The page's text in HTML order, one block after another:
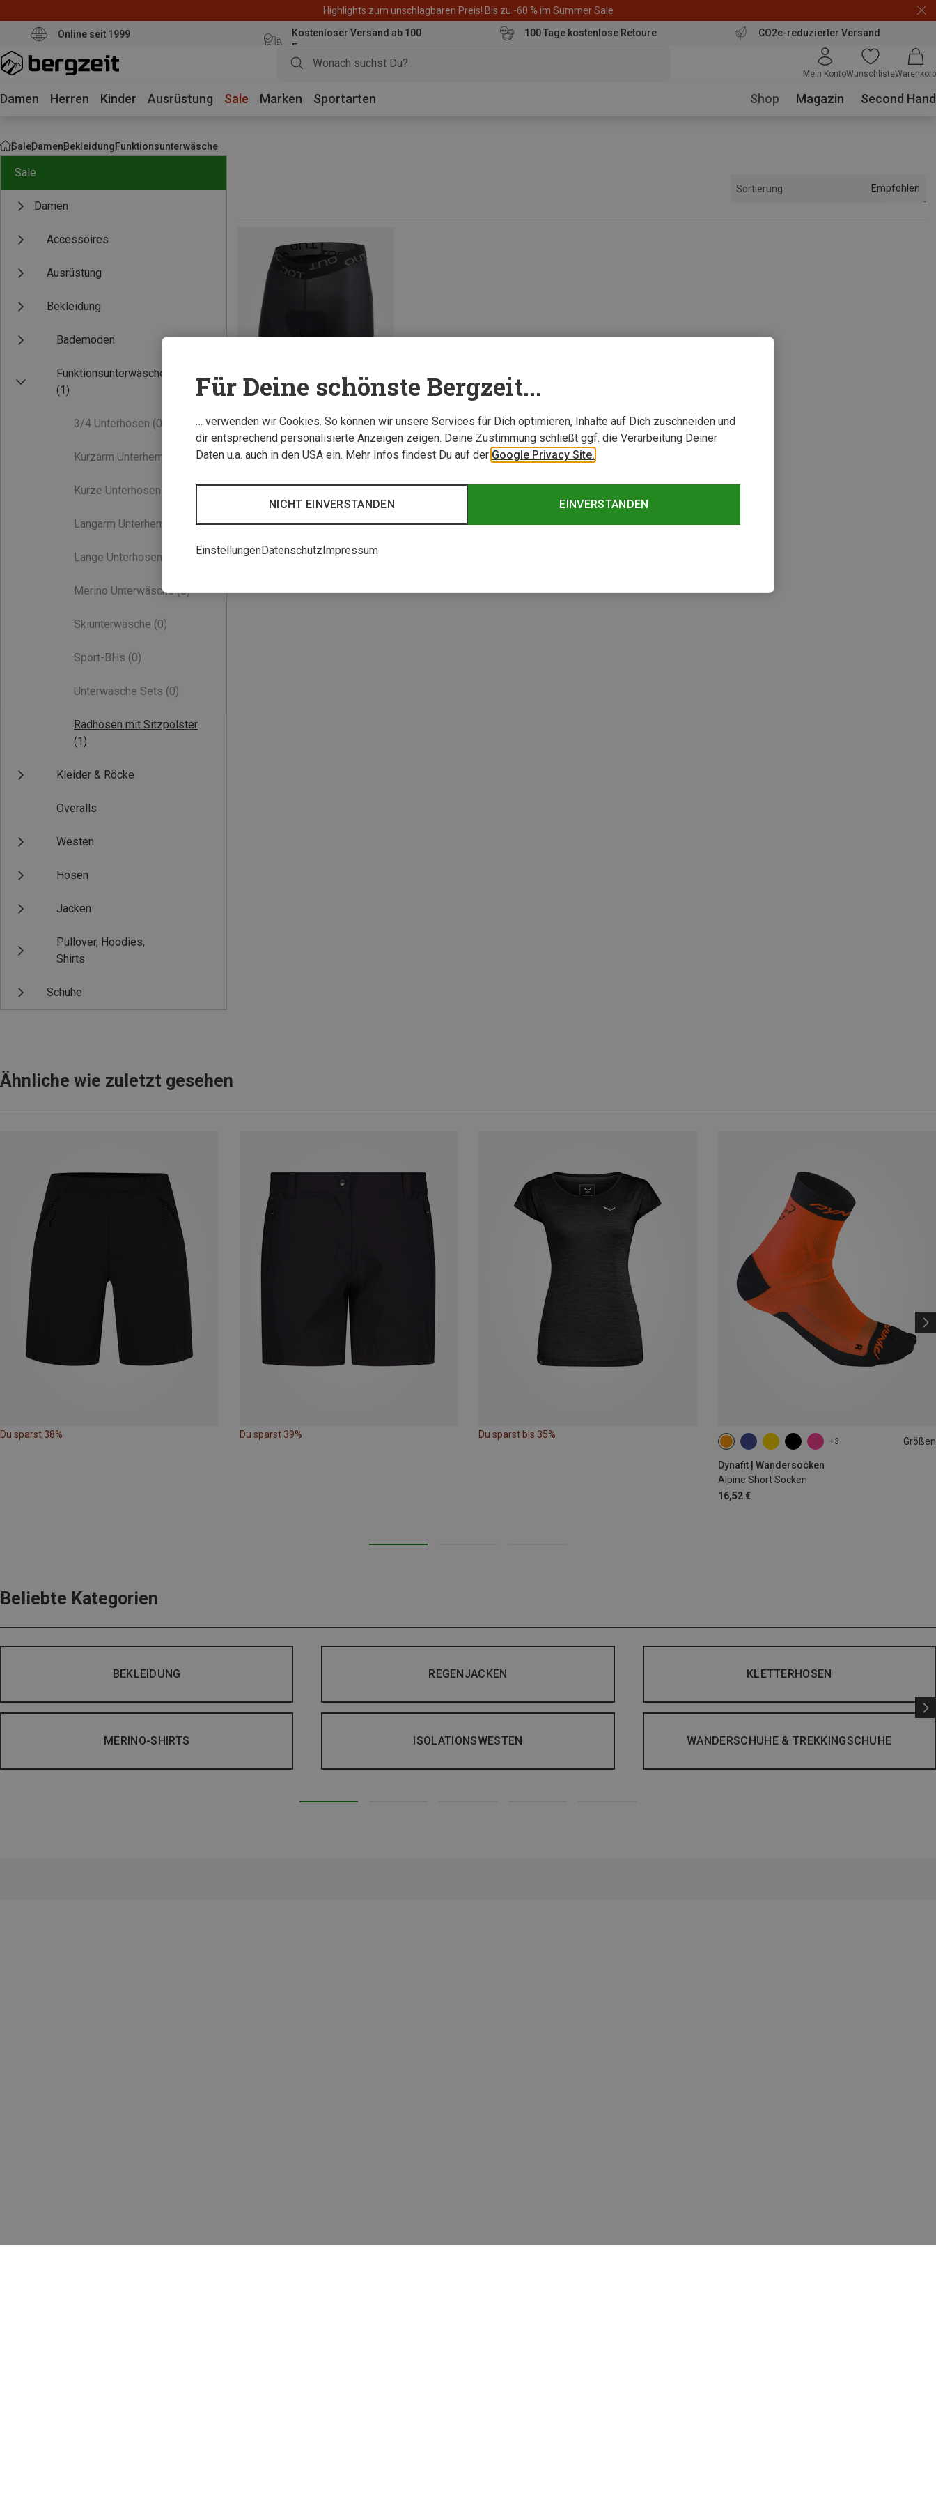
Highlights zum unschlagbaren Preis! Bis zu -60 % im Summer Sale
Online seit 1999
Kostenloser Versand ab 100
Euro
100 Tage kostenlose Retoure CO2e-reduzierter Versand
Mein KontoWunschlisteWarenkorb
Damen Herren Kinder Ausrüstung Sale Marken Sportarten Shop Magazin Second Hand
SaleDamenBekleidungFunktionsunterwäsche
Sale
Damen
Accessoires
Ausrüstung
Bekleidung
Bademoden
Funktionsunterwäsche
(1)
3/4 Unterhosen (0)
Kurzarm Unterhemden (0)
Kurze Unterhosen
Langarm Unterhemden (0)
Lange Unterhosen
Merino Unterwäsche (0)
Skiunterwäsche (0)
Sport-BHs (0)
Unterwäsche Sets (0)
Radhosen mit Sitzpolster
(1)
Kleider & Röcke
Overalls
Westen
Hosen
Jacken
Pullover, Hoodies,
Shirts
Schuhe
Sortierung Empfohlen
Du sparst 38%
1 von 1 Artikel angesehen
Ähnliche wie zuletzt gesehen
Du sparst 38% Du sparst 39% Du sparst bis 35%
+3 Größen
Dynafit | Wandersocken
Alpine Short Socken
16,52 €
35|36|37|38 39|40|41|42
Beliebte Kategorien
BEKLEIDUNG REGENJACKEN KLETTERHOSEN
MERINO-SHIRTS ISOLATIONSWESTEN WANDERSCHUHE & TREKKINGSCHUHE
Für Deine schönste Bergzeit...
… verwenden wir Cookies. So können wir unsere Services für Dich optimieren, Inhalte auf Dich zuschneiden und
dir entsprechend personalisierte Anzeigen zeigen. Deine Zustimmung schließt ggf. die Verarbeitung Deiner
Daten u.a. auch in den USA ein. Mehr Infos findest Du auf der Google Privacy Site.
EINVERSTANDEN
NICHT EINVERSTANDEN
EinstellungenDatenschutzImpressum